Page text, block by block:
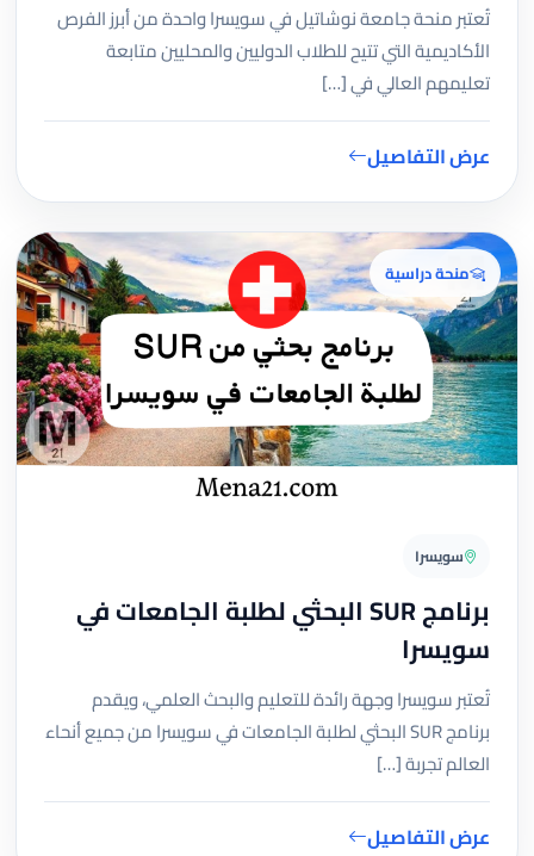
تُعتبر منحة جامعة نوشاتيل في سويسرا واحدة من أبرز الفرص
الأكاديمية التي تتيح للطلاب الدوليين والمحليين متابعة
تعليمهم العالي في […]
عرض التفاصيل
منحة دراسية
سويسرا
برنامج SUR البحثي لطلبة الجامعات في
سويسرا
تُعتبر سويسرا وجهة رائدة للتعليم والبحث العلمي، ويقدم
برنامج SUR البحثي لطلبة الجامعات في سويسرا من جميع أنحاء
العالم تجربة […]
عرض التفاصيل